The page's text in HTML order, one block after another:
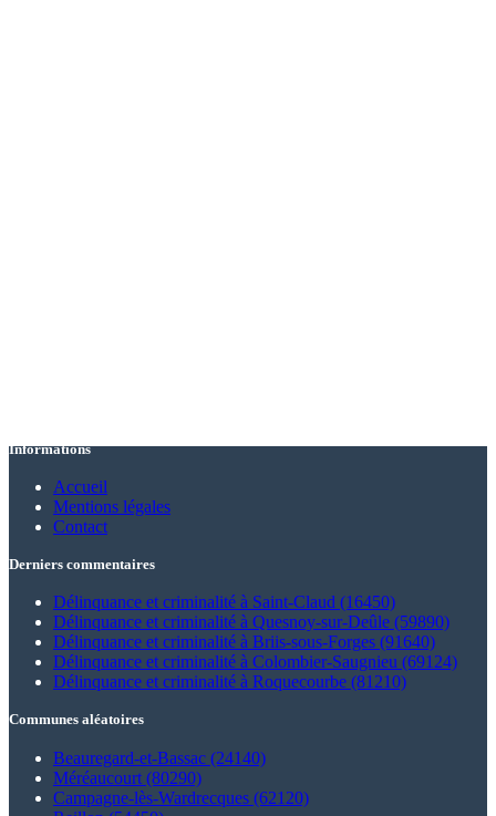
Informations
Accueil
Mentions légales
Contact
Derniers commentaires
Délinquance et criminalité à Saint-Claud (16450)
Délinquance et criminalité à Quesnoy-sur-Deûle (59890)
Délinquance et criminalité à Briis-sous-Forges (91640)
Délinquance et criminalité à Colombier-Saugnieu (69124)
Délinquance et criminalité à Roquecourbe (81210)
Communes aléatoires
Beauregard-et-Bassac (24140)
Méréaucourt (80290)
Campagne-lès-Wardrecques (62120)